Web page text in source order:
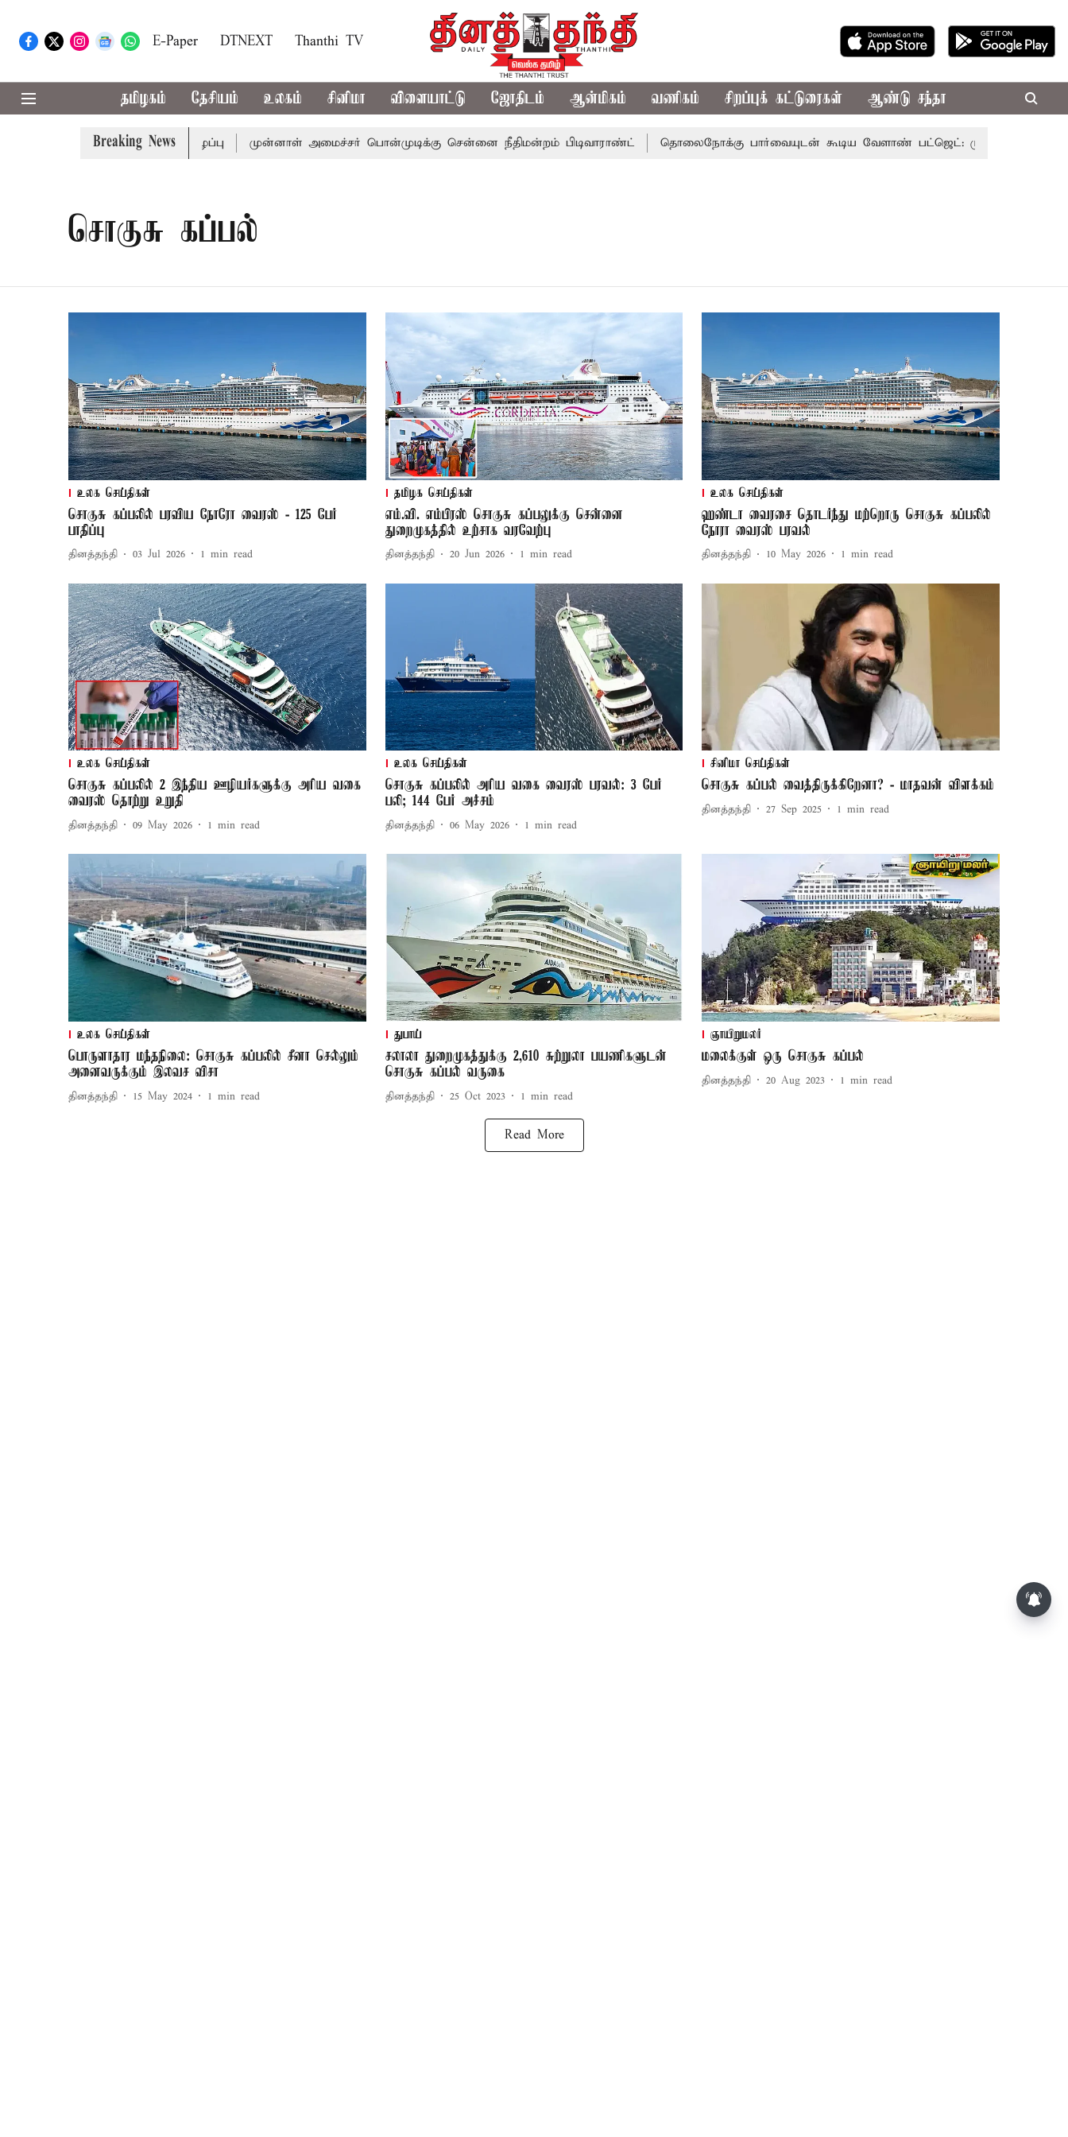
E-Paper DTNEXT Thanthi TV
தமிழகம் தேசியம் உலகம் சினிமா விளையாட்டு ஜோதிடம் ஆன்மிகம் வணிகம் சிறப்புக் கட்டுரைகள் ஆண்டு சந்தா
Breaking News
முதல்-அமைச்சர் விஜய் அழைப்பு முன்னாள் அமைச்சர் பொன்முடிக்கு சென்னை நீதிமன்றம் பிடிவாராண்ட் தொலைநோக்கு பார்வையுடன் கூடிய வேளாண் பட்ஜெட்: முதல்-அமைச்சர்
சொகுசு கப்பல்
உலக செய்திகள்
சொகுசு கப்பலில் பரவிய நோரோ வைரஸ் - 125 பேர்
பாதிப்பு
தினத்தந்தி 03 Jul 2026 1 min read
தமிழக செய்திகள்
எம்.வி. எம்பிரஸ் சொகுசு கப்பலுக்கு சென்னை
துறைமுகத்தில் உற்சாக வரவேற்பு
தினத்தந்தி 20 Jun 2026 1 min read
உலக செய்திகள்
ஹண்டா வைரசை தொடர்ந்து மற்றொரு சொகுசு கப்பலில்
நோரா வைரஸ் பரவல்
தினத்தந்தி 10 May 2026 1 min read
உலக செய்திகள்
சொகுசு கப்பலில் 2 இந்திய ஊழியர்களுக்கு அரிய வகை
வைரஸ் தொற்று உறுதி
தினத்தந்தி 09 May 2026 1 min read
உலக செய்திகள்
சொகுசு கப்பலில் அரிய வகை வைரஸ் பரவல்: 3 பேர்
பலி; 144 பேர் அச்சம்
தினத்தந்தி 06 May 2026 1 min read
சினிமா செய்திகள்
சொகுசு கப்பல் வைத்திருக்கிறேனா? - மாதவன் விளக்கம்
தினத்தந்தி 27 Sep 2025 1 min read
உலக செய்திகள்
பொருளாதார மந்தநிலை: சொகுசு கப்பலில் சீனா செல்லும்
அனைவருக்கும் இலவச விசா
தினத்தந்தி 15 May 2024 1 min read
துபாய்
சலாலா துறைமுகத்துக்கு 2,610 சுற்றுலா பயணிகளுடன்
சொகுசு கப்பல் வருகை
தினத்தந்தி 25 Oct 2023 1 min read
ஞாயிறுமலர்
மலைக்குள் ஒரு சொகுசு கப்பல்
தினத்தந்தி 20 Aug 2023 1 min read
Read More